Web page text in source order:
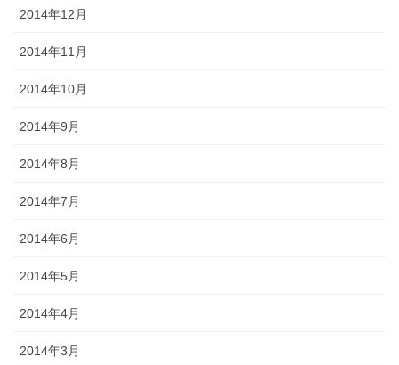
2014年12月
2014年11月
2014年10月
2014年9月
2014年8月
2014年7月
2014年6月
2014年5月
2014年4月
2014年3月